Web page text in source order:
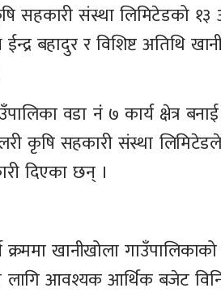
सहकारी संस्था लिमिटेडको
बहादुर र विशिष्ट अतिथि
वडा नंं ७ कार्य क्षेत्र
कृषि सहकारी संस्था
दिएका छन् ।
खानीखोला
आवश्यक आर्थिक बजेट